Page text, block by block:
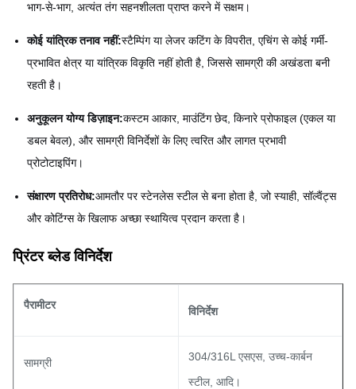
भाग-से-भाग, अत्यंत तंग सहनशीलता प्राप्त करने में सक्षम।
कोई यांत्रिक तनाव नहीं:स्टैम्पिंग या लेजर कटिंग के विपरीत, एचिंग से कोई गर्मी-
प्रभावित क्षेत्र या यांत्रिक विकृति नहीं होती है, जिससे सामग्री की अखंडता बनी
रहती है।
अनुकूलन योग्य डिज़ाइन:कस्टम आकार, माउंटिंग छेद, किनारे प्रोफाइल (एकल या
डबल बेवल), और सामग्री विनिर्देशों के लिए त्वरित और लागत प्रभावी
प्रोटोटाइपिंग।
संक्षारण प्रतिरोध:आमतौर पर स्टेनलेस स्टील से बना होता है, जो स्याही, सॉल्वैंट्स
और कोटिंग्स के खिलाफ अच्छा स्थायित्व प्रदान करता है।
प्रिंटर ब्लेड विनिर्देश
पैरामीटर विनिर्देश
सामग्री
304/316L एसएस, उच्च-कार्बन
स्टील, आदि।